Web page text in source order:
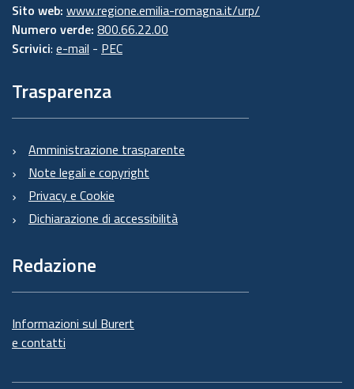
Sito web: www.regione.emilia-romagna.it/urp/
Numero verde: 800.66.22.00
Scrivici: e-mail - PEC
Trasparenza
Amministrazione trasparente
Note legali e copyright
Privacy e Cookie
Dichiarazione di accessibilità
Redazione
Informazioni sul Burert
e contatti